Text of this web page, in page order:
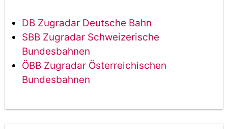
DB Zugradar Deutsche Bahn
SBB Zugradar Schweizerische
Bundesbahnen
ÖBB Zugradar Österreichischen
Bundesbahnen